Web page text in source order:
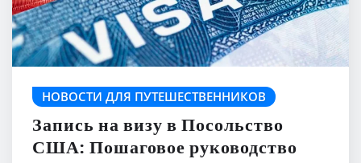
НОВОСТИ ДЛЯ ПУТЕШЕСТВЕННИКОВ
Запись на визу в Посольство
США: Пошаговое руководство